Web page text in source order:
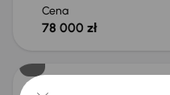
Cena
78 000 zł